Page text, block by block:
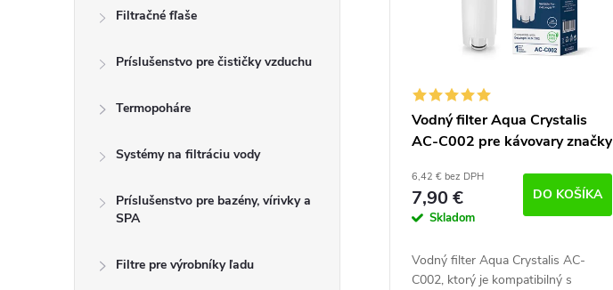
Filtračné fľaše
Príslušenstvo pre čističky vzduchu
Termopoháre
Systémy na filtráciu vody
Príslušenstvo pre bazény, vírivky a
SPA
Filtre pre výrobníky ľadu
Vodný filter Aqua Crystalis
AC-C002 pre kávovary značky
C002)
6,42 € bez DPH
7,90 €
Skladom
DO KOŠÍKA
Vodný filter Aqua Crystalis AC-
C002, ktorý je kompatibilný s